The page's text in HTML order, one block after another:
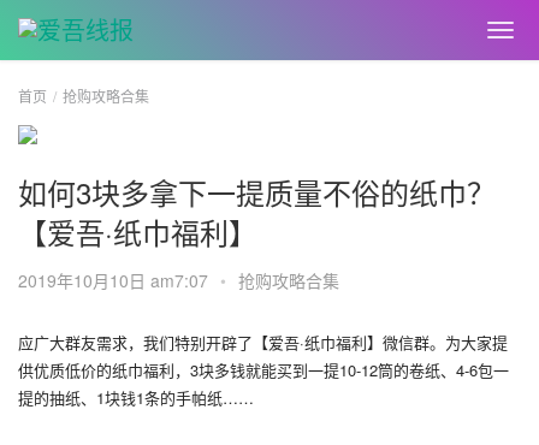
首页 抢购攻略合集
如何3块多拿下一提质量不俗的纸巾？
【爱吾·纸巾福利】
2019年10月10日 am7:07 • 抢购攻略合集
应广大群友需求，我们特别开辟了【爱吾·纸巾福利】微信群。为大家提
供优质低价的纸巾福利，3块多钱就能买到一提10-12筒的卷纸、4-6包一
提的抽纸、1块钱1条的手帕纸……